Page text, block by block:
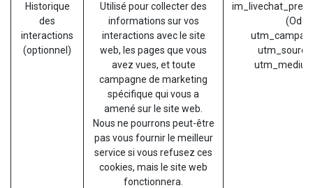
Historique
des
interactions
(optionnel)
Utilisé pour collecter des
informations sur vos
interactions avec le site
web, les pages que vous
avez vues, et toute
campagne de marketing
spécifique qui vous a
amené sur le site web.
Nous ne pourrons peut-être
pas vous fournir le meilleur
service si vous refusez ces
cookies, mais le site web
fonctionnera.
utm_source